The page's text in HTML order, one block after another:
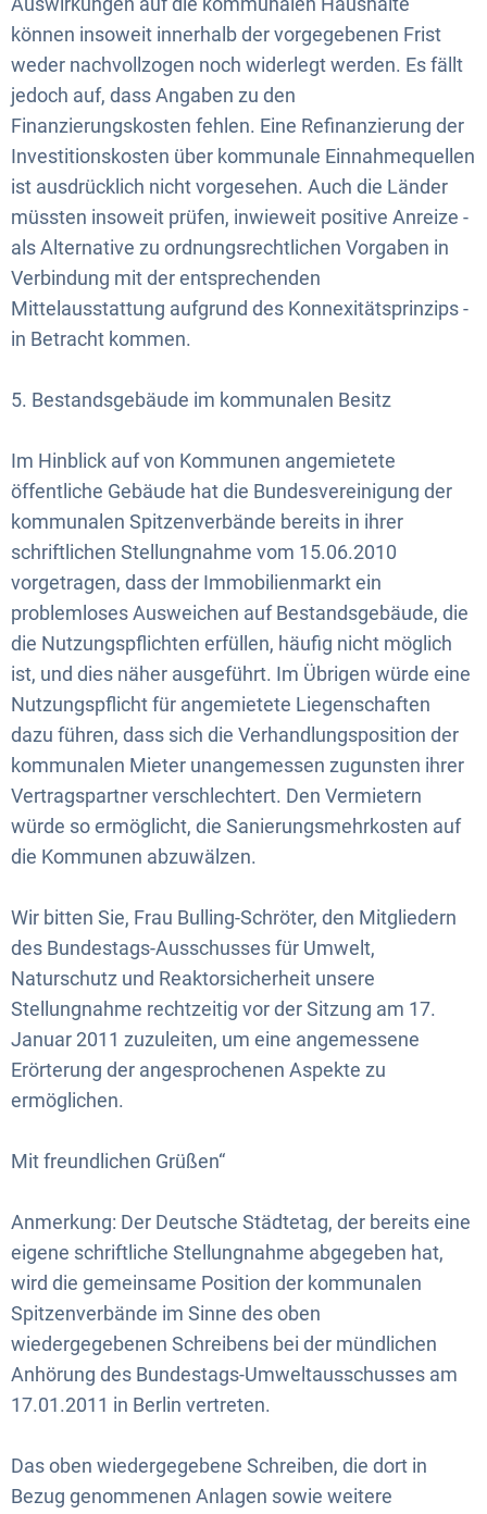
können insoweit innerhalb der vorgegebenen Frist
weder nachvollzogen noch widerlegt werden. Es fällt
jedoch auf, dass Angaben zu den
Finanzierungskosten fehlen. Eine Refinanzierung der
Investitionskosten über kommunale Einnahmequellen
ist ausdrücklich nicht vorgesehen. Auch die Länder
müssten insoweit prüfen, inwieweit positive Anreize -
als Alternative zu ordnungsrechtlichen Vorgaben in
Verbindung mit der entsprechenden
Mittelausstattung aufgrund des Konnexitätsprinzips -
in Betracht kommen.
5. Bestandsgebäude im kommunalen Besitz
Im Hinblick auf von Kommunen angemietete
öffentliche Gebäude hat die Bundesvereinigung der
kommunalen Spitzenverbände bereits in ihrer
schriftlichen Stellungnahme vom 15.06.2010
vorgetragen, dass der Immobilienmarkt ein
problemloses Ausweichen auf Bestandsgebäude, die
die Nutzungspflichten erfüllen, häufig nicht möglich
ist, und dies näher ausgeführt. Im Übrigen würde eine
Nutzungspflicht für angemietete Liegenschaften
dazu führen, dass sich die Verhandlungsposition der
kommunalen Mieter unangemessen zugunsten ihrer
Vertragspartner verschlechtert. Den Vermietern
würde so ermöglicht, die Sanierungsmehrkosten auf
die Kommunen abzuwälzen.
Wir bitten Sie, Frau Bulling-Schröter, den Mitgliedern
des Bundestags-Ausschusses für Umwelt,
Naturschutz und Reaktorsicherheit unsere
Stellungnahme rechtzeitig vor der Sitzung am 17.
Januar 2011 zuzuleiten, um eine angemessene
Erörterung der angesprochenen Aspekte zu
ermöglichen.
Mit freundlichen Grüßen“
Anmerkung: Der Deutsche Städtetag, der bereits eine
eigene schriftliche Stellungnahme abgegeben hat,
wird die gemeinsame Position der kommunalen
Spitzenverbände im Sinne des oben
wiedergegebenen Schreibens bei der mündlichen
Anhörung des Bundestags-Umweltausschusses am
17.01.2011 in Berlin vertreten.
Das oben wiedergegebene Schreiben, die dort in
Bezug genommenen Anlagen sowie weitere